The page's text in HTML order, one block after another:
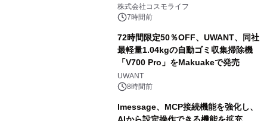
ャンペーンを実施
株式会社コスモライフ
7時間前
72時間限定50％OFF、UWANT、同社
最軽量1.04kgの自動ゴミ収集掃除機
「V700 Pro」をMakuakeで発売
UWANT
8時間前
lmessage、MCP接続機能を強化し、